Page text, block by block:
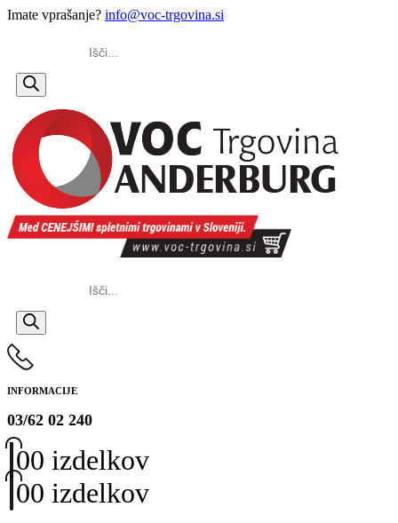
Imate vprašanje? info@voc-trgovina.si
INFORMACIJE
03/62 02 240
00 izdelkov
00 izdelkov